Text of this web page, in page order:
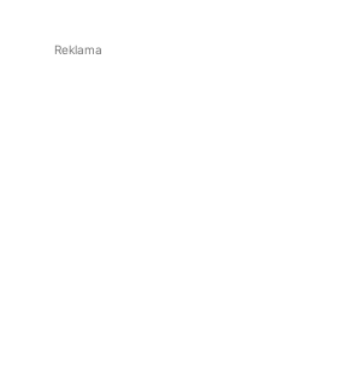
Reklama